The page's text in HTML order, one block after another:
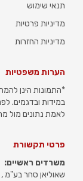
תנאי שימוש
מדיניות פרטיות
מדיניות החזרות
הערות משפטיות
*התמונות הינן
במידות ובדגמים.
לאמת נתונים מול מרכז
פרטי תקשורת
משרדים ראשיים:
שאוליאן סחר בע"מ ,